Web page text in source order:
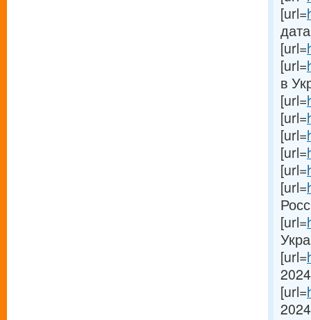
[url=
[url=
[url=
в
[url=
[url=
[url=
[url=
[url=
[url=
[url=
[url=
[url=